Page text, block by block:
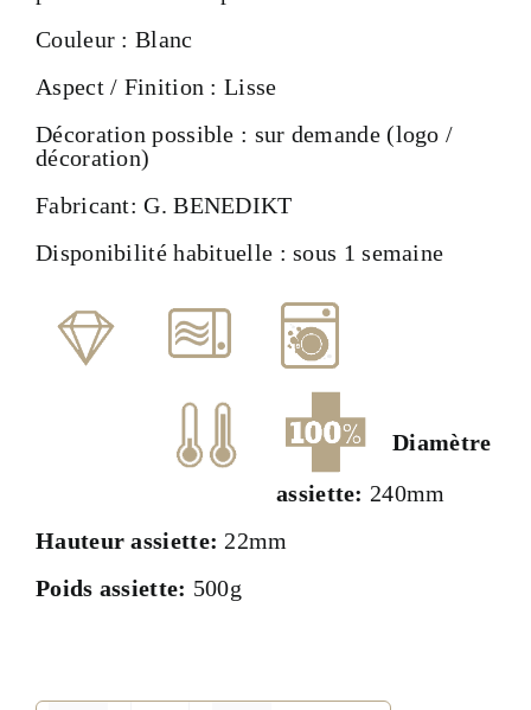
Couleur : Blanc
Aspect / Finition : Lisse
Décoration possible : sur demande (logo /
décoration)
Fabricant: G. BENEDIKT
Disponibilité habituelle : sous 1 semaine
Diamètre
assiette: 240mm
Hauteur assiette: 22mm
Poids assiette: 500g